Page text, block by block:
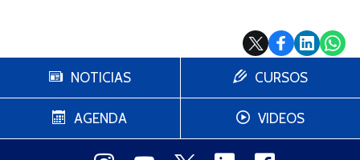
NOTICIAS
AGENDA
CURSOS
VIDEOS